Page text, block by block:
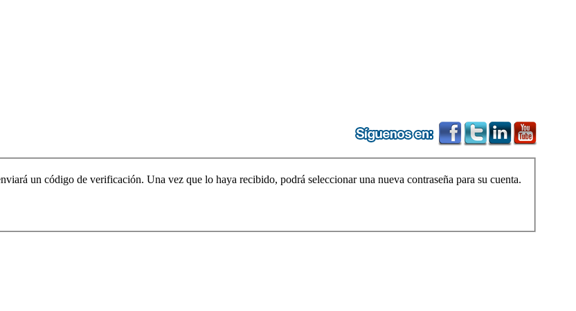
un código de verificación. Una vez que lo haya recibido, podrá seleccionar una nueva contraseña para su cuenta.